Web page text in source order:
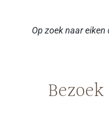
Op zoek naar eiken